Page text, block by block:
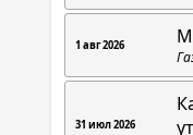
1 авг 2026
31 июл 2026